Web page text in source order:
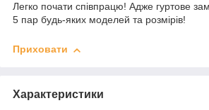
Легко почати співпрацю! Адже гуртове
5 пар будь-яких моделей та розмірів!
Приховати
Характеристики